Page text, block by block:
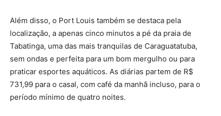
Além disso, o Port Louis também se destaca pela
localização, a apenas cinco minutos a pé da praia de
Tabatinga, uma das mais tranquilas de Caraguatatuba,
sem ondas e perfeita para um bom mergulho ou para
praticar esportes aquáticos. As diárias partem de R$
731,99 para o casal, com café da manhã incluso, para o
período mínimo de quatro noites.